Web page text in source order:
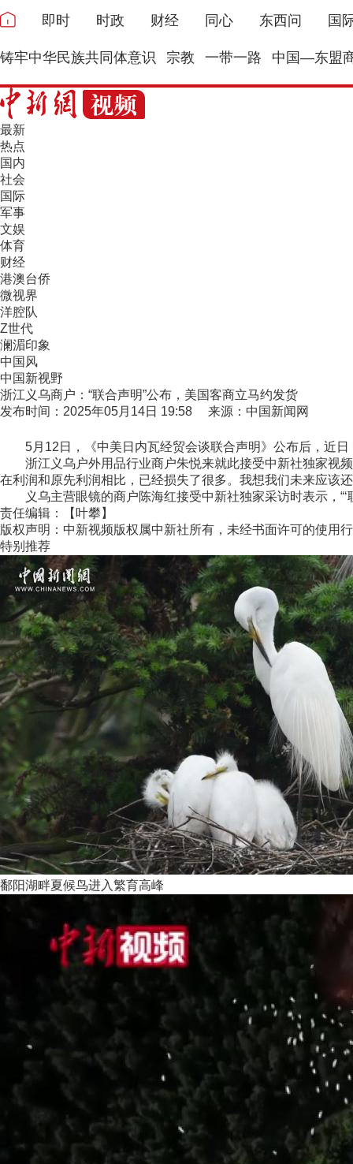
即时 时政 财经 同心 东西问 国
铸牢中华民族共同体意识 宗教 一带一路 中国—东盟
最新
热点
国内
社会
国际
军事
文娱
体育
财经
港澳台侨
微视界
洋腔队
Z世代
澜湄印象
中国风
中国新视野
浙江义乌商户：“联合声明”公布，美国客商立马约发货
发布时间：2025年05月14日 19:58 来源：中国新闻网
5月12日，《中美日内瓦经贸会谈联合声明》公布后，近日
浙江义乌户外用品行业商户朱悦来就此接受中新社独家视频
在利润和原先利润相比，已经损失了很多。我想我们未来应该
义乌主营眼镜的商户陈海红接受中新社独家采访时表示，“‘
责任编辑：【叶攀】
版权声明：中新视频版权属中新社所有，未经书面许可的使用
特别推荐
鄱阳湖畔夏候鸟进入繁育高峰